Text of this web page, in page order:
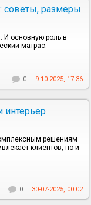
советы, размеры
И основную роль в
матрас.
0 9-10-2025, 17:36
интерьер
решениям
клиентов, но и
0 30-07-2025, 00:02